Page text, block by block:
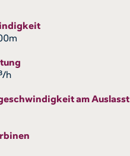
h
am Auslasst